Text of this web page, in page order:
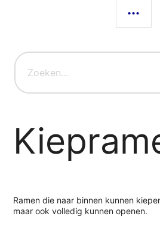
...
Ramen die naar binnen kunnen
maar ook volledig kunnen openen.